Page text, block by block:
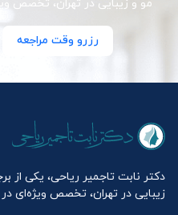
مو و زیبایی در تهران، تخصص
رزرو وقت مراجعه
دکتر نابت تاجمیر ریاحی، یکی
زیبایی در تهران، تخصص ویژه‌ای